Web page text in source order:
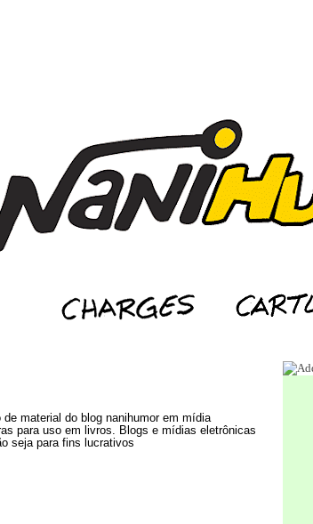
material do blog nanihumor em mídia
para uso em livros. Blogs e mídias eletrônicas
seja para fins lucrativos